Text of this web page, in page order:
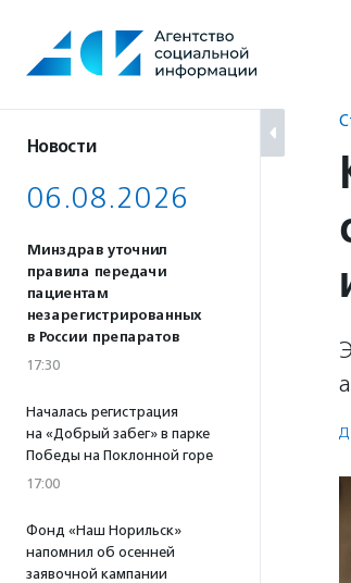
содержанию
Новости
06.08.2026
Минздрав уточнил
правила передачи
пациентам
незарегистрированных
в России препаратов
17:30
Началась регистрация
на «Добрый забег» в парке
Победы на Поклонной горе
17:00
Фонд «Наш Норильск»
напомнил об осенней
заявочной кампании